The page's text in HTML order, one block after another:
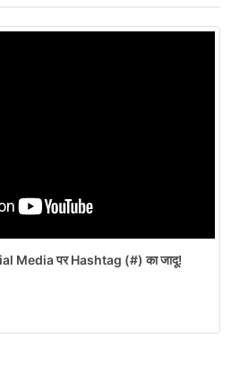
Social Media पर Hashtag (#) का जादू!